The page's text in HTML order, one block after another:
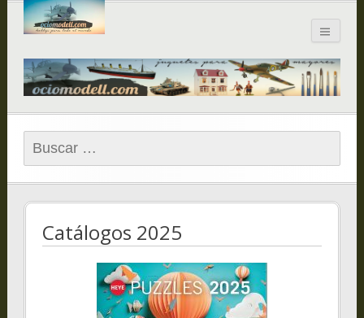
ociomodell.com
Buscar:
Catálogos 2025